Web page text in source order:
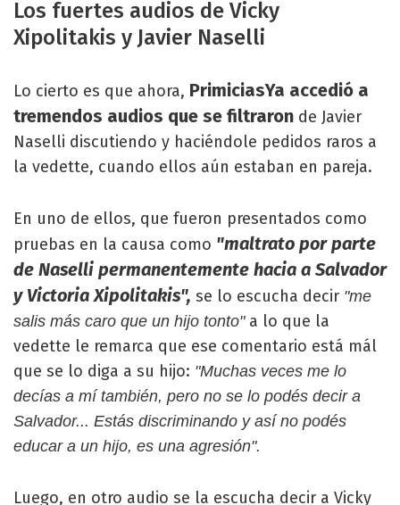
Los fuertes audios de Vicky
Xipolitakis y Javier Naselli
Lo cierto es que ahora, PrimiciasYa accedió a
tremendos audios que se filtraron de Javier
Naselli discutiendo y haciéndole pedidos raros a
la vedette, cuando ellos aún estaban en pareja.
En uno de ellos, que fueron presentados como
pruebas en la causa como "maltrato por parte
de Naselli permanentemente hacia a Salvador
y Victoria Xipolitakis", se lo escucha decir "me
salis más caro que un hijo tonto"a lo que la
vedette le remarca que ese comentario está mál
que se lo diga a su hijo: "Muchas veces me lo
decías a mí también, pero no se lo podés decir a
Salvador... Estás discriminando y así no podés
educar a un hijo, es una agresión".
Luego, en otro audio se la escucha decir a Vicky